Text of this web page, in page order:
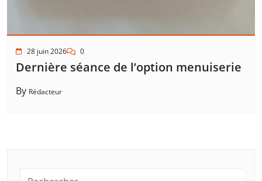
28 juin 2026 0
Dernière séance de l’option menuiserie
By Rédacteur